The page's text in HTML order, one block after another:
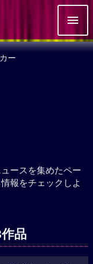
ー
ースを集めたペー
報をチェックしよ
品